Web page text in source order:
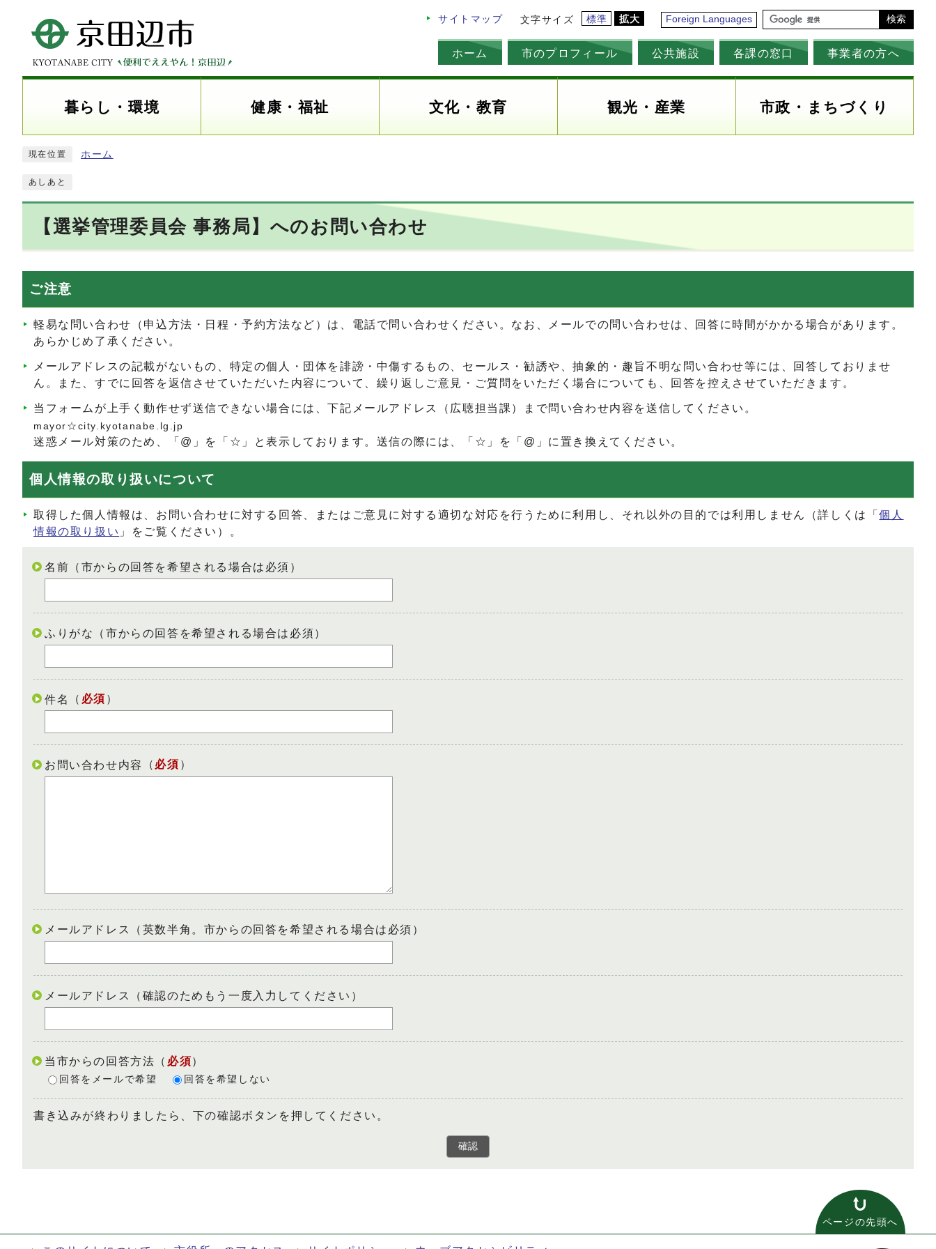
サイトマップ 文字サイズ 標準 拡大 Foreign Languages 検索
ホーム 市のプロフィール 公共施設 各課の窓口 事業者の方へ
暮らし・環境 健康・福祉 文化・教育 観光・産業 市政・まちづくり
現在位置 ホーム
あしあと
【選挙管理委員会 事務局】へのお問い合わせ
ご注意
軽易な問い合わせ（申込方法・日程・予約方法など）は、電話で問い合わせください。なお、メールでの問い合わせは、回答に時間がかかる場合があります。
あらかじめ了承ください。
メールアドレスの記載がないもの、特定の個人・団体を誹謗・中傷するもの、セールス・勧誘や、抽象的・趣旨不明な問い合わせ等には、回答しておりませ
ん。また、すでに回答を返信させていただいた内容について、繰り返しご意見・ご質問をいただく場合についても、回答を控えさせていただきます。
当フォームが上手く動作せず送信できない場合には、下記メールアドレス（広聴担当課）まで問い合わせ内容を送信してください。
mayor☆city.kyotanabe.lg.jp
迷惑メール対策のため、「@」を「☆」と表示しております。送信の際には、「☆」を「@」に置き換えてください。
個人情報の取り扱いについて
取得した個人情報は、お問い合わせに対する回答、またはご意見に対する適切な対応を行うために利用し、それ以外の目的では利用しません（詳しくは「個人
情報の取り扱い 」をご覧ください）。
名前（市からの回答を希望される場合は必須）
ふりがな（市からの回答を希望される場合は必須）
件名 （ 必須 ）
お問い合わせ内容 （ 必須 ）
メールアドレス（英数半角。市からの回答を希望される場合は必須）
メールアドレス（確認のためもう一度入力してください）
当市からの回答方法 （ 必須）
回答をメールで希望 回答を希望しない
書き込みが終わりましたら、下の確認ボタンを押してください。
確認
ページの先頭へ